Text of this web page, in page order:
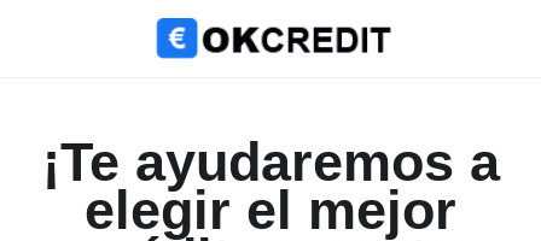
¡Te ayudaremos a
elegir el mejor